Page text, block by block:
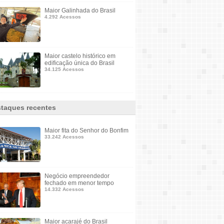
Maior Galinhada do Brasil
4.292 Acessos
Maior castelo histórico em
edificação única do Brasil
34.125 Acessos
recentes
Maior fita do Senhor do Bonfim
33.242 Acessos
Negócio empreendedor
fechado em menor tempo
14.332 Acessos
Maior acarajé do Brasil